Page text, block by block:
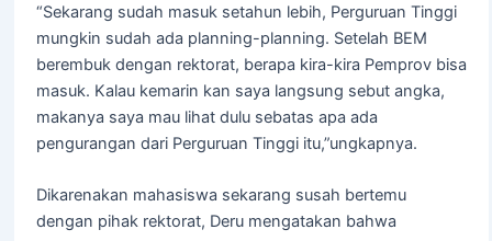
“Sekarang sudah masuk setahun lebih, Perguruan Tinggi
mungkin sudah ada planning-planning. Setelah BEM
berembuk dengan rektorat, berapa kira-kira Pemprov bisa
masuk. Kalau kemarin kan saya langsung sebut angka,
makanya saya mau lihat dulu sebatas apa ada
pengurangan dari Perguruan Tinggi itu,”ungkapnya.
Dikarenakan mahasiswa sekarang susah bertemu
dengan pihak rektorat, Deru mengatakan bahwa